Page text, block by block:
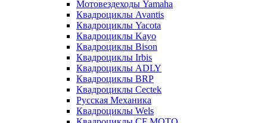
Мотовездеходы Yamaha
Квадроциклы Avantis
Квадроциклы Yacota
Квадроциклы Kayo
Квадроциклы Bison
Квадроциклы Irbis
Квадроциклы ADLY
Квадроциклы BRP
Квадроциклы Cectek
Русская Механика
Квадроциклы Wels